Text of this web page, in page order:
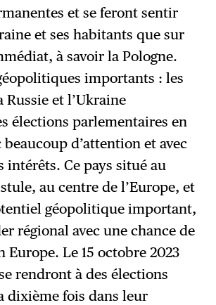
et se feront sentir
et ses habitants que sur
à savoir la Pologne.
importants : les
Russie et l’Ukraine
élections parlementaires en
beaucoup d’attention et avec
intérêts. Ce pays situé au
au centre de l’Europe, et
géopolitique important,
régional avec une chance de
Europe. Le 15 octobre 2023
rendront à des élections
dixième fois dans leur